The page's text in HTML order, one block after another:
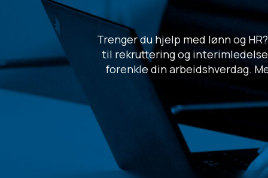
Trenger du hjelp med lønn og
til rekruttering og
forenkle din arbeidshverdag.